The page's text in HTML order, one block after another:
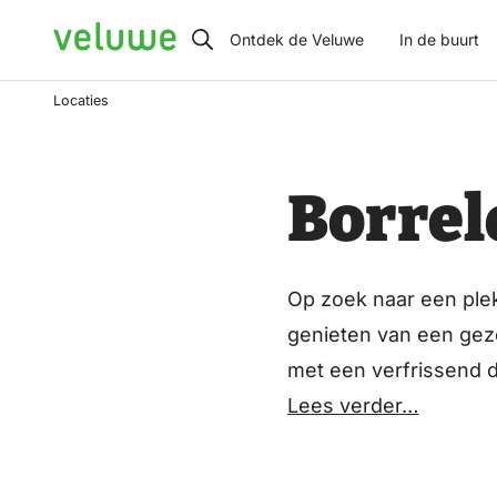
Veluwe Ontdek de Veluwe In de buurt
Locaties
Op zoek naar een
genieten van een
met een verfrissend
bruisende stad wilt
Lees verder…